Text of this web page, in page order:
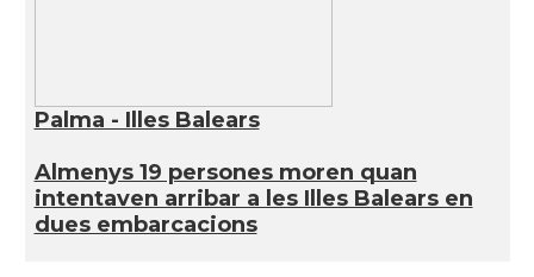
Palma - Illes Balears
Almenys 19 persones moren quan
intentaven arribar a les Illes Balears en
dues embarcacions